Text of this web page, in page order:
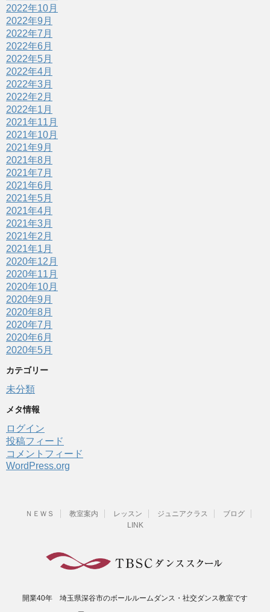
2022年10月
2022年9月
2022年7月
2022年6月
2022年5月
2022年4月
2022年3月
2022年2月
2022年1月
2021年11月
2021年10月
2021年9月
2021年8月
2021年7月
2021年6月
2021年5月
2021年4月
2021年3月
2021年2月
2021年1月
2020年12月
2020年11月
2020年10月
2020年9月
2020年8月
2020年7月
2020年6月
2020年5月
カテゴリー
未分類
メタ情報
ログイン
投稿フィード
コメントフィード
WordPress.org
ＮＥＷＳ 教室案内 レッスン ジュニアクラス
ブログ
LINK
開業40年 埼玉県深谷市のボールルームダンス・社交ダンス教室です